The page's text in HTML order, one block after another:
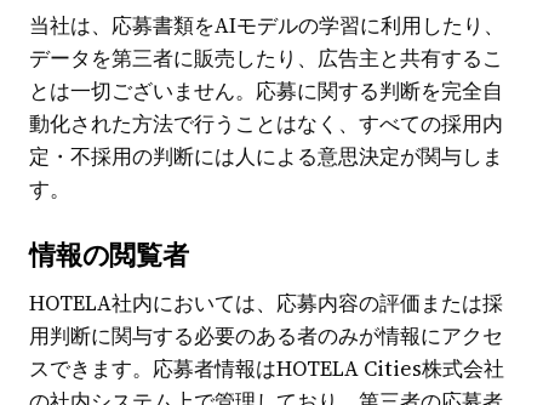
当社は、応募書類をAIモデルの学習に利用したり、
データを第三者に販売したり、広告主と共有するこ
とは一切ございません。応募に関する判断を完全自
動化された方法で行うことはなく、すべての採用内
定・不採用の判断には人による意思決定が関与しま
す。
情報の閲覧者
HOTELA社内においては、応募内容の評価または採
用判断に関与する必要のある者のみが情報にアクセ
スできます。応募者情報はHOTELA Cities株式会社